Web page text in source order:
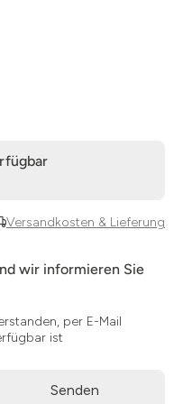
Versandkosten & Lieferung
wir informieren Sie
per E-Mail
ist
Senden